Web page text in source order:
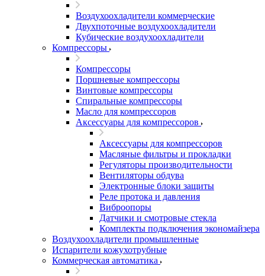
Воздухоохладители коммерческие
Двухпоточные воздухоохладители
Кубические воздухоохладители
Компрессоры
Компрессоры
Поршневые компрессоры
Винтовые компрессоры
Спиральные компрессоры
Масло для компрессоров
Аксессуары для компрессоров
Аксессуары для компрессоров
Масляные фильтры и прокладки
Регуляторы производительности
Вентиляторы обдува
Электронные блоки защиты
Реле протока и давления
Виброопоры
Датчики и смотровые стекла
Комплекты подключения экономайзера
Воздухоохладители промышленные
Испарители кожухотрубные
Коммерческая автоматика